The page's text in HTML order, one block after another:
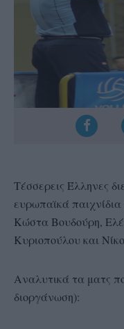
Τέσσερεις Έλληνες
ευρωπαϊκά
Κώστα Βουδούρη,
Κυριοπούλου και
Αναλυτικά τα ματς
διοργάνωση):